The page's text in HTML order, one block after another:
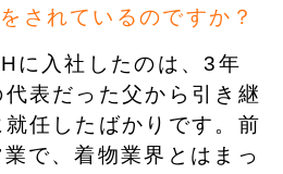
されているのですか？
に入社したのは、3年
表だった父から引き継
任したばかりです。前
で、着物業界とはまっ